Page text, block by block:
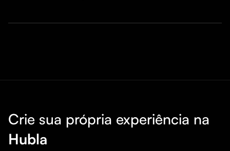
Crie sua própria experiência na
Hubla